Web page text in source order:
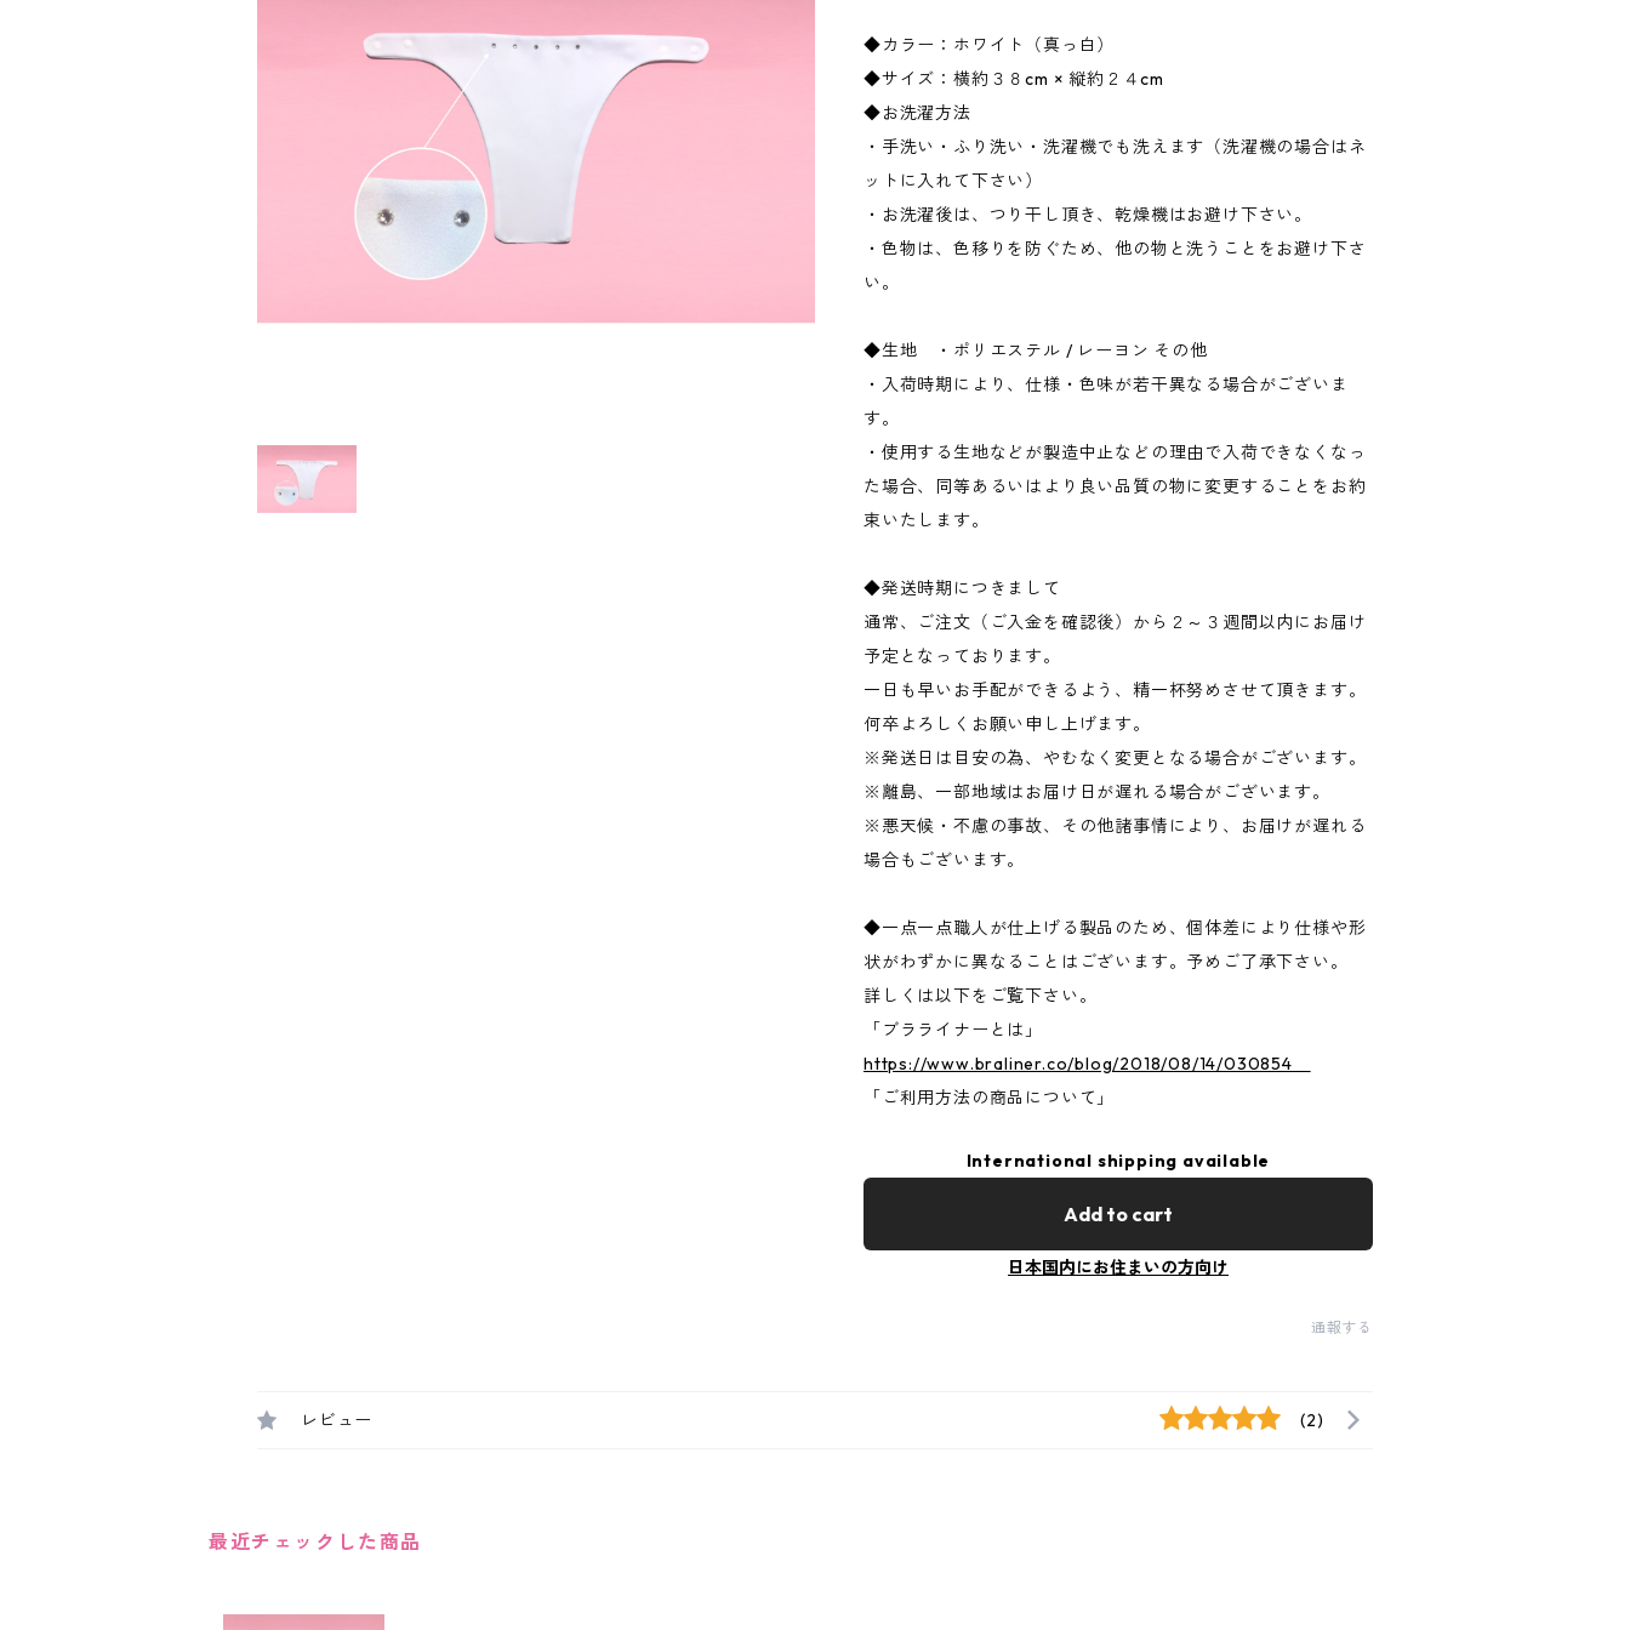
◆カラー：ホワイト（真っ白）
◆サイズ：横約３８cm × 縦約２４cm
◆お洗濯方法
・手洗い・ふり洗い・洗濯機でも洗えます（洗濯機の場合はネ
ットに入れて下さい）
・お洗濯後は、つり干し頂き、乾燥機はお避け下さい。
・色物は、色移りを防ぐため、他の物と洗うことをお避け下さ
い。
◆生地 ・ポリエステル / レーヨン その他
・入荷時期により、仕様・色味が若干異なる場合がございま
す。
・使用する生地などが製造中止などの理由で入荷できなくなっ
た場合、同等あるいはより良い品質の物に変更することをお約
束いたします。
◆発送時期につきまして
通常、ご注文（ご入金を確認後）から２～３週間以内にお届け
予定となっております。
一日も早いお手配ができるよう、精一杯努めさせて頂きます。
何卒よろしくお願い申し上げます。
※発送日は目安の為、やむなく変更となる場合がございます。
※離島、一部地域はお届け日が遅れる場合がございます。
※悪天候・不慮の事故、その他諸事情により、お届けが遅れる
場合もございます。
◆一点一点職人が仕上げる製品のため、個体差により仕様や形
状がわずかに異なることはございます。予めご了承下さい。
詳しくは以下をご覧下さい。
「ブラライナーとは」
https://www.braliner.co/blog/2018/08/14/030854
「ご利用方法の商品について」
International shipping available
Add to cart
日本国内にお住まいの方向け
通報する
レビュー (2)
最近チェックした商品